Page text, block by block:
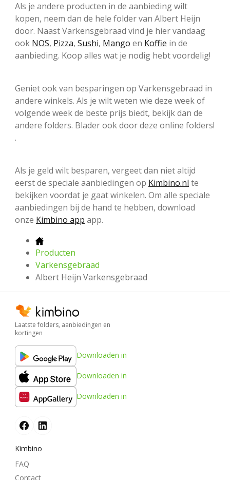
Als je andere producten in de aanbieding wilt
kopen, neem dan de hele folder van Albert Heijn
door. Naast Varkensgebraad vind je hier vandaag
ook NOS, Pizza, Sushi, Mango en Koffie in de
aanbieding. Koop alles wat je nodig hebt voordelig!
Geniet ook van besparingen op Varkensgebraad in
andere winkels. Als je wilt weten wie deze week of
volgende week de beste prijs biedt, bekijk dan de
andere folders. Blader ook door deze online folders!
.
Als je geld wilt besparen, vergeet dan niet altijd
eerst de speciale aanbiedingen op Kimbino.nl te
bekijken voordat je gaat winkelen. Om alle speciale
aanbiedingen bij de hand te hebben, download
onze Kimbino app app.
Producten
Varkensgebraad
Albert Heijn Varkensgebraad
Laatste folders, aanbiedingen en
kortingen
Downloaden in
Downloaden in
Downloaden in
Kimbino
FAQ
Contact